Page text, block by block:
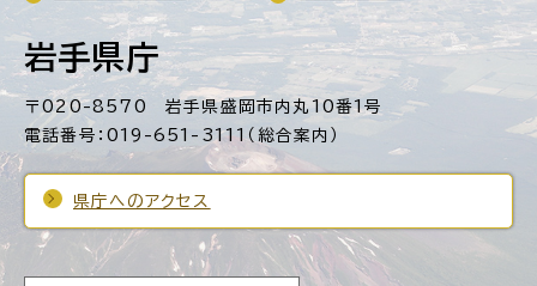
岩手県庁
〒020-8570 岩手県盛岡市内丸10番1号
電話番号：019-651-3111（総合案内）
県庁へのアクセス